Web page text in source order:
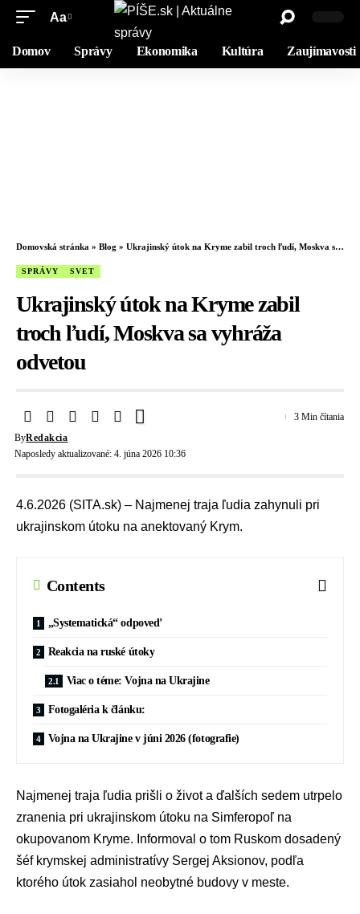
Aa
Domov Správy Ekonomika Kultúra Zaujímavosti
Domovská stránka » Blog » Ukrajinský útok na Kryme zabil troch ľudí, Moskva sa vyhráža odvetou
SPRÁVY SVET
Ukrajinský útok na Kryme zabil
troch ľudí, Moskva sa vyhráža
odvetou
Naposledy aktualizované: 4. júna 2026 10:36
ByRedakcia
3 Min čítania
4.6.2026 (SITA.sk) – Najmenej traja ľudia zahynuli pri
ukrajinskom útoku na anektovaný Krym.
Contents
„Systematická“ odpoveď
Reakcia na ruské útoky
Viac o téme: Vojna na Ukrajine
Fotogaléria k článku:
Vojna na Ukrajine v júni 2026 (fotografie)
Najmenej traja ľudia prišli o život a ďalších sedem utrpelo
zranenia pri ukrajinskom útoku na Simferopoľ na
okupovanom Kryme. Informoval o tom Ruskom dosadený
šéf krymskej administratívy Sergej Aksionov, podľa
ktorého útok zasiahol neobytné budovy v meste.